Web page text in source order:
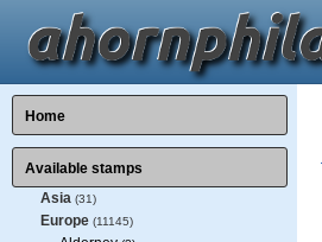
Home
Available stamps
Asia (31)
Europe (11145)